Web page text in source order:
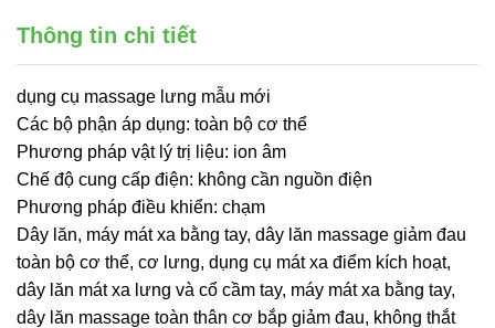
Thông tin chi tiết
dụng cụ massage lưng mẫu mới
Các bộ phận áp dụng: toàn bộ cơ thể
Phương pháp vật lý trị liệu: ion âm
Chế độ cung cấp điện: không cần nguồn điện
Phương pháp điều khiển: chạm
Dây lăn, máy mát xa bằng tay, dây lăn massage giảm đau
toàn bộ cơ thể, cơ lưng, dụng cụ mát xa điểm kích hoạt,
dây lăn mát xa lưng và cổ cầm tay, máy mát xa bằng tay,
dây lăn massage toàn thân cơ bắp giảm đau, không thắt